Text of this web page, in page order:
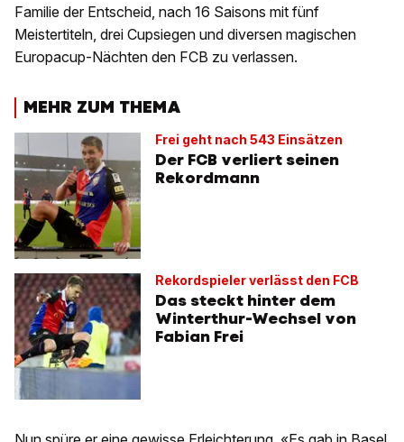
Familie der Entscheid, nach 16 Saisons mit fünf
Meistertiteln, drei Cupsiegen und diversen magischen
Europacup-Nächten den FCB zu verlassen.
MEHR ZUM THEMA
Frei geht nach 543 Einsätzen
Der FCB verliert seinen
Rekordmann
Rekordspieler verlässt den FCB
Das steckt hinter dem
Winterthur-Wechsel von
Fabian Frei